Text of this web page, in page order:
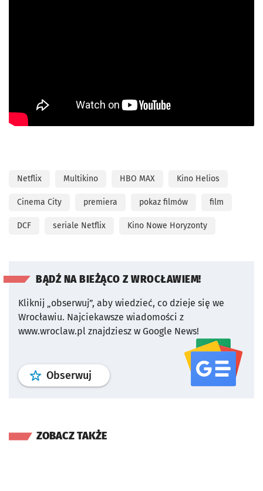
Netflix Multikino HBO MAX Kino Helios
Cinema City premiera pokaz filmów film
DCF seriale Netflix Kino Nowe Horyzonty
BĄDŹ NA BIEŻĄCO Z WROCŁAWIEM!
Kliknij „obserwuj”, aby wiedzieć, co dzieje się we
Wrocławiu. Najciekawsze wiadomości z
www.wroclaw.pl znajdziesz w Google News!
Obserwuj profil serwisu
ZOBACZ TAKŻE